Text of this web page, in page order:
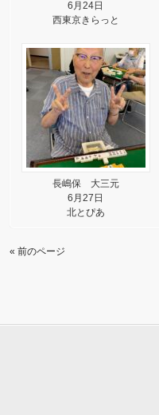
6月24日
西東京きらっと
長嶋保 大三元
6月27日
北とぴあ
« 前のページ